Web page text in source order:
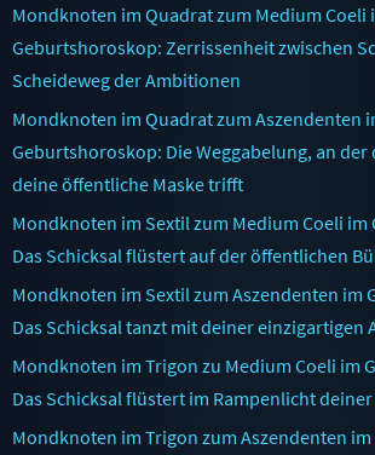
Mondknoten im Quadrat zum Medium Coeli
Geburtshoroskop: Zerrissenheit zwischen
Scheideweg der Ambitionen
Mondknoten im Quadrat zum Aszendenten
Geburtshoroskop: Die Weggabelung, an der
deine öffentliche Maske trifft
Mondknoten im Sextil zum Medium Coeli
Das Schicksal flüstert auf der öffentlichen
Mondknoten im Sextil zum Aszendenten im
Das Schicksal tanzt mit deiner einzigartigen
Mondknoten im Trigon zu Medium Coeli im
Das Schicksal flüstert im Rampenlicht
Mondknoten im Trigon zum Aszendenten